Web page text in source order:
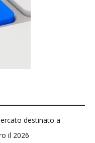
destinato a
il 2026